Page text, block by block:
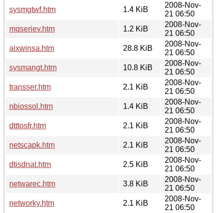
sysmgtwf.htm
1.4 KiB
2008-Nov-
21 06:50
mqseriev.htm
1.2 KiB
2008-Nov-
21 06:50
aixwinsa.htm
28.8 KiB
2008-Nov-
21 06:50
sysmangt.htm
10.8 KiB
2008-Nov-
21 06:50
transser.htm
2.1 KiB
2008-Nov-
21 06:50
nbiossol.htm
1.4 KiB
2008-Nov-
21 06:50
dtttosfr.htm
2.1 KiB
2008-Nov-
21 06:50
netscapk.htm
2.1 KiB
2008-Nov-
21 06:50
dtisdnat.htm
2.5 KiB
2008-Nov-
21 06:50
netwarec.htm
3.8 KiB
2008-Nov-
21 06:50
networky.htm
2.1 KiB
2008-Nov-
21 06:50